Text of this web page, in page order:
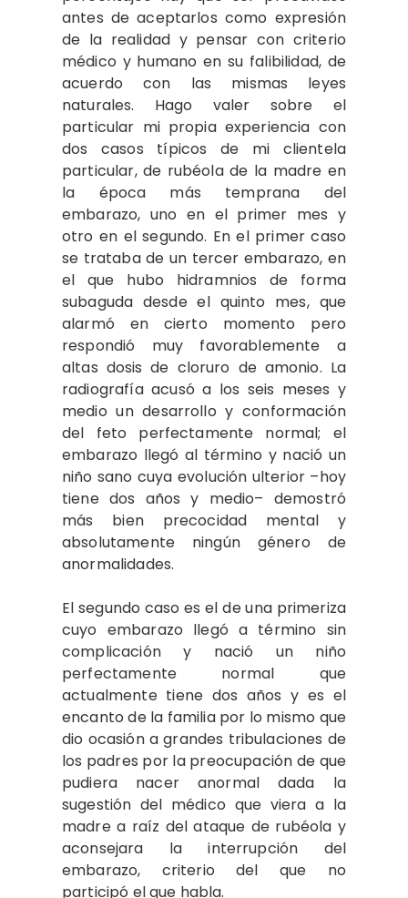
antes de aceptarlos como expresión
de la realidad y pensar con criterio
médico y humano en su falibilidad, de
acuerdo con las mismas leyes
naturales. Hago valer sobre el
particular mi propia experiencia con
dos casos típicos de mi clientela
particular, de rubéola de la madre en
la época más temprana del
embarazo, uno en el primer mes y
otro en el segundo. En el primer caso
se trataba de un tercer embarazo, en
el que hubo hidramnios de forma
subaguda desde el quinto mes, que
alarmó en cierto momento pero
respondió muy favorablemente a
altas dosis de cloruro de amonio. La
radiografía acusó a los seis meses y
medio un desarrollo y conformación
del feto perfectamente normal; el
embarazo llegó al término y nació un
niño sano cuya evolución ulterior –hoy
tiene dos años y medio– demostró
más bien precocidad mental y
absolutamente ningún género de
anormalidades.
El segundo caso es el de una primeriza
cuyo embarazo llegó a término sin
complicación y nació un niño
perfectamente normal que
actualmente tiene dos años y es el
encanto de la familia por lo mismo que
dio ocasión a grandes tribulaciones de
los padres por la preocupación de que
pudiera nacer anormal dada la
sugestión del médico que viera a la
madre a raíz del ataque de rubéola y
aconsejara la interrupción del
embarazo, criterio del que no
participó el que habla.